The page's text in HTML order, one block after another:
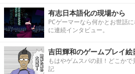
有志日本語化の現場から
PCゲーマーなら何かとお世話
に連続インタビュー。
吉田輝和のゲームプレイ絵
もはやゲムスパの顔！どこか
記